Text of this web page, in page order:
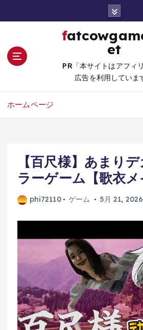
fatcowgames.n
et
PR「本サイトはアフィ
広告を利用していま
ホームページ
【百尺様】あまり
ラーゲーム【歌衣メ
phi72110 ゲーム 5月 21, 2026